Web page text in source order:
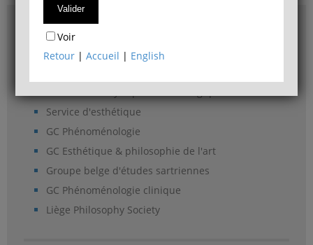
Accès & plans
Bibliothèque du Département de philosophie
Service d'esthétique
GC Phénoménologie
GC Esthétique & philosophie de l'art
Groupe belge d'études sartriennes
GC Phénoménologie clinique
Liège Philosophy Society
Voir
Retour |Accueil | English